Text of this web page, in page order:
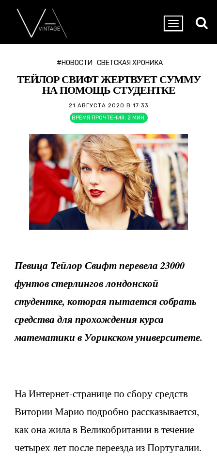
#НОВОСТИ СВЕТСКАЯ ХРОНИКА
ТЕЙЛОР СВИФТ ЖЕРТВУЕТ СУММУ
НА ПОМОЩЬ СТУДЕНТКЕ
21 АВГУСТА 2020 В 17:33
ВРЕМЯ ПРОЧТЕНИЯ: 2 МИН.
Певица Тейлор Свифт перевела 23000
фунтов стерлингов лондонской
студентке, которая пытается собрать
средства для прохождения курса
математики в Уорикском университете.
На Интернет-странице по сбору средств
Витории Марио подробно рассказывается,
как она жила в Великобритании в течение
четырех лет после переезда из Португалии.